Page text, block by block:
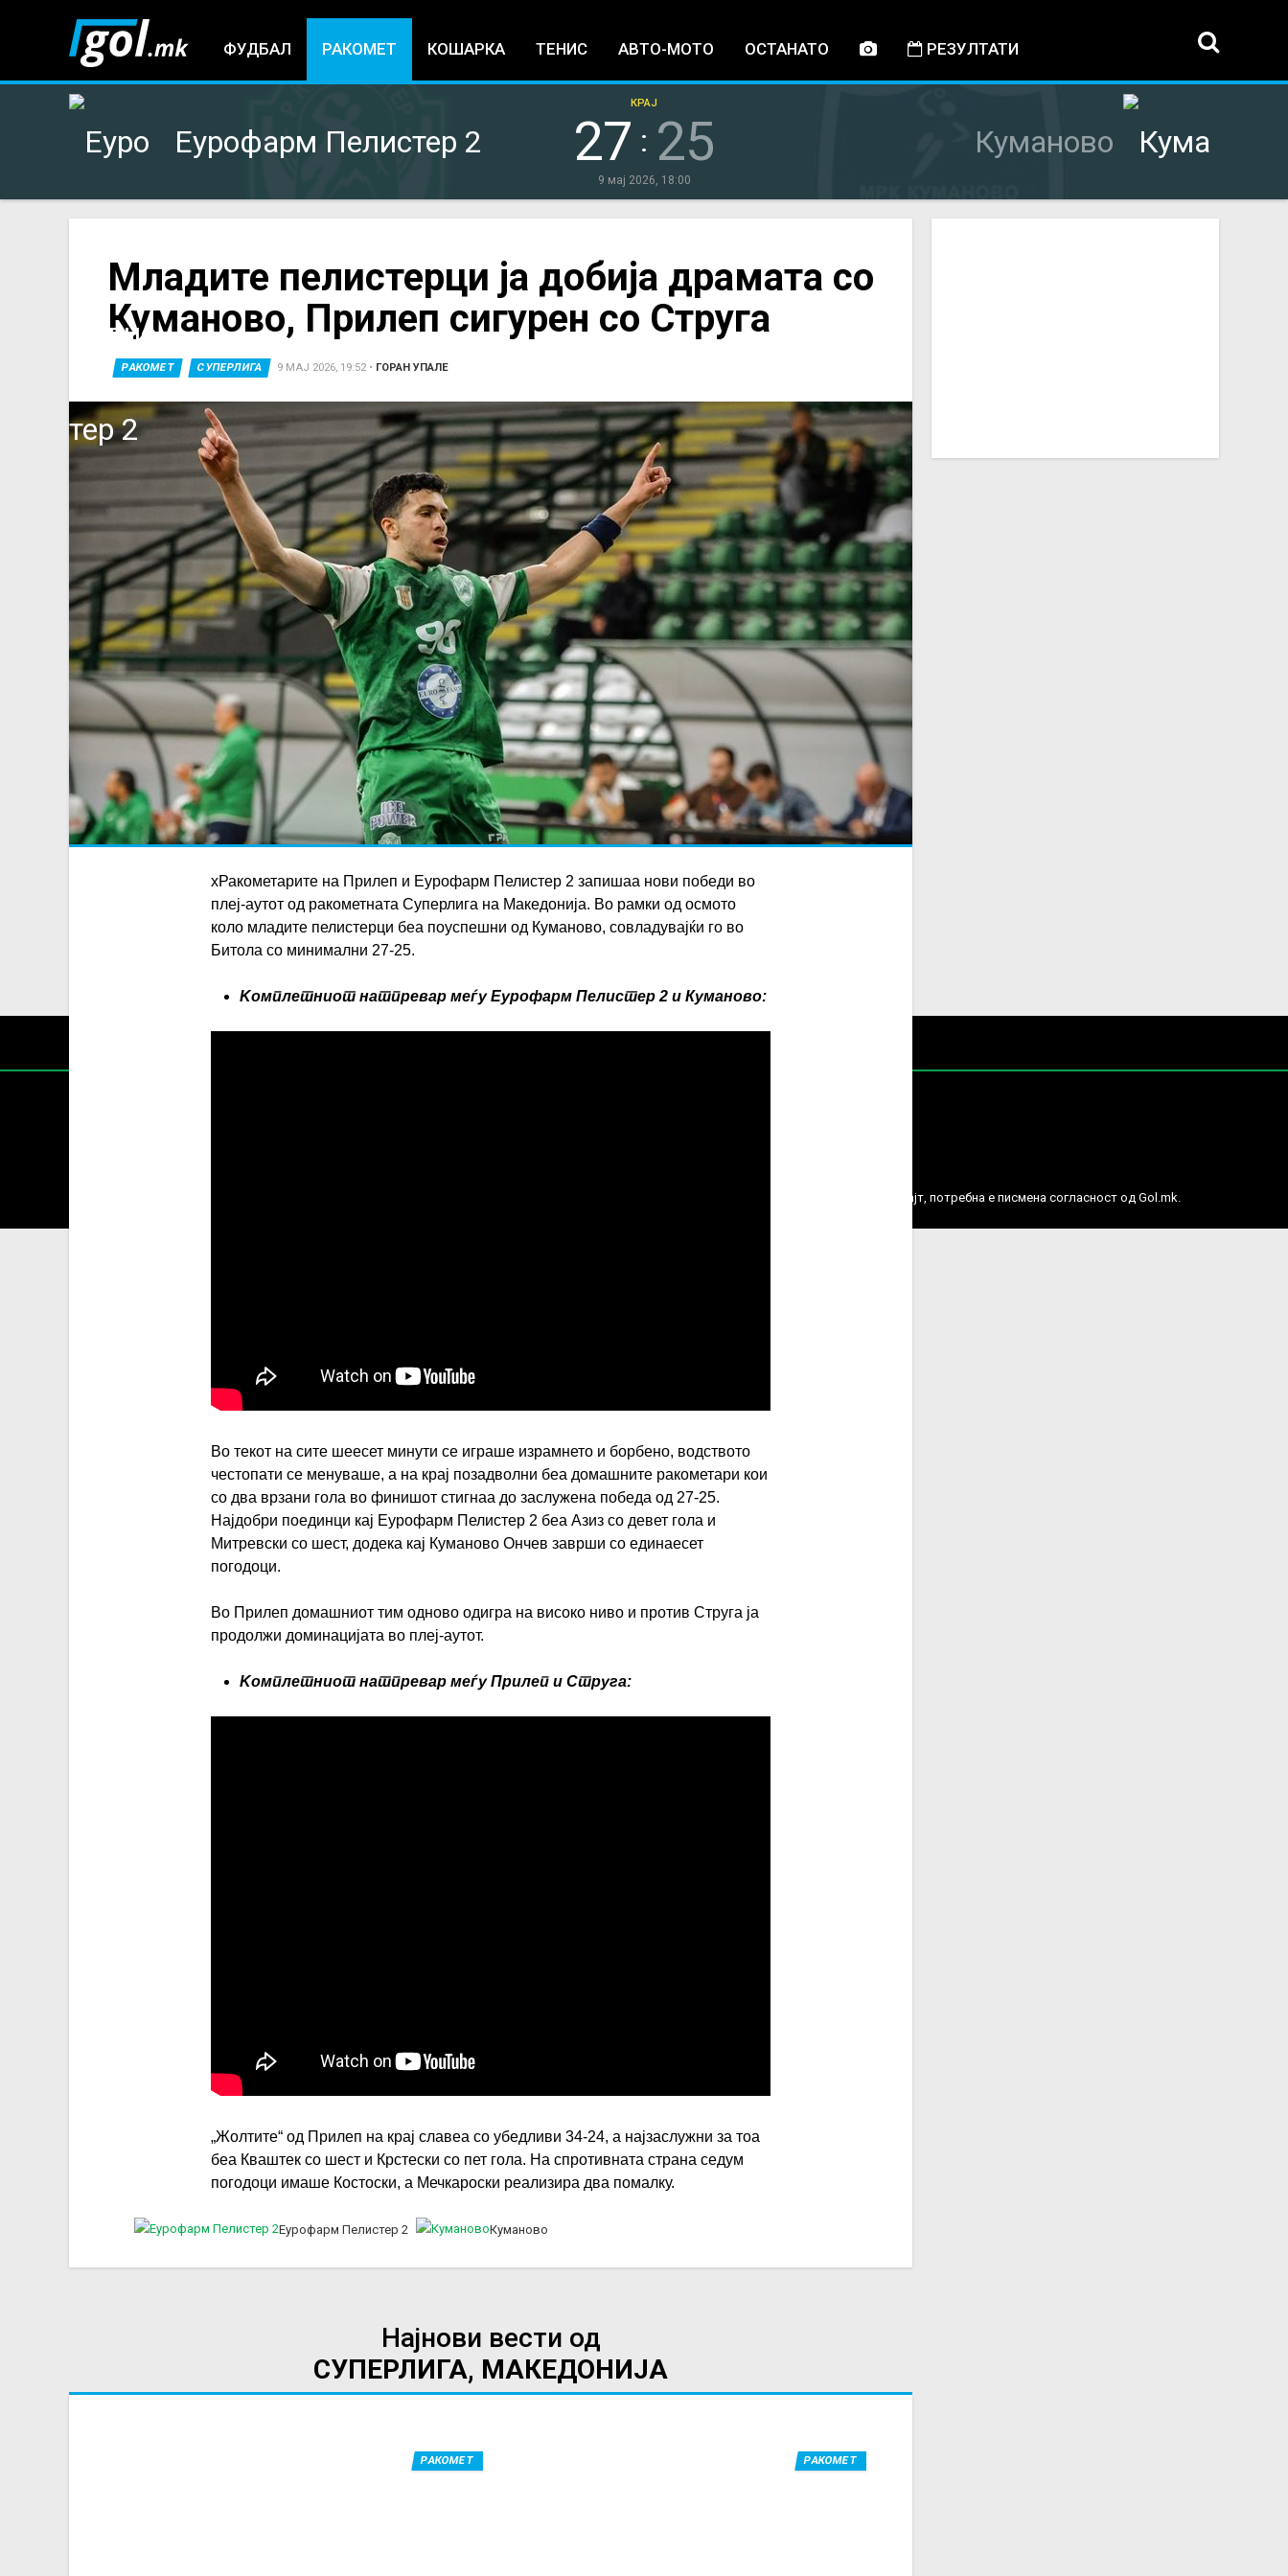
ФУДБАЛ РАКОМЕТ КОШАРКА ТЕНИС АВТО-МОТО ОСТАНАТО РЕЗУЛТАТИ
Еурофарм Пелистер 2 Куманово
27 : 25
КРАЈ
9 мај 2026, 18:00
here
Младите пелистерци ја добија драмата со
Куманово, Прилеп сигурен со Струга
РАКОМЕТ СУПЕРЛИГА 9 МАЈ 2026, 19:52• ГОРАН УПАЛЕ
xРакометарите на Прилеп и Еурофарм Пелистер 2 запишаа нови победи во
плеј-аутот од ракометната Суперлига на Македонија. Во рамки од осмото
коло младите пелистерци беа поуспешни од Куманово, совладувајќи го во
Битола со минимални 27-25.
Koмплетниот натпревар меѓу Еурофарм Пелистер 2 и Куманово:
Во текот на сите шеесет минути се играше израмнето и борбено, водството
честопати се менуваше, а на крај позадволни беа домашните ракометари кои
со два врзани гола во финишот стигнаа до заслужена победа од 27-25.
Најдобри поединци кај Еурофарм Пелистер 2 беа Азиз со девет гола и
Митревски со шест, додека кај Куманово Ончев заврши со единаесет
погодоци.
Во Прилеп домашниот тим одново одигра на високо ниво и против Струга ја
продолжи доминацијата во плеј-аутот.
Koмплетниот натпревар меѓу Прилеп и Струга:
„Жолтите“ од Прилеп на крај славеа со убедливи 34-24, а најзаслужни за тоа
беа Кваштек со шест и Крстески со пет гола. На спротивната страна седум
погодоци имаше Костоски, а Мечкароски реализира два помалку.
Еурофарм Пелистер 2 Куманово
Најнови вести од
СУПЕРЛИГА, МАКЕДОНИЈА
РАКОМЕТ РАКОМЕТ
За секоја форма на распространување, репродукција или комерцијална употреба на текстови, фотографии или податоци од овој веб сајт, потребна е писмена согласност од Gol.mk.